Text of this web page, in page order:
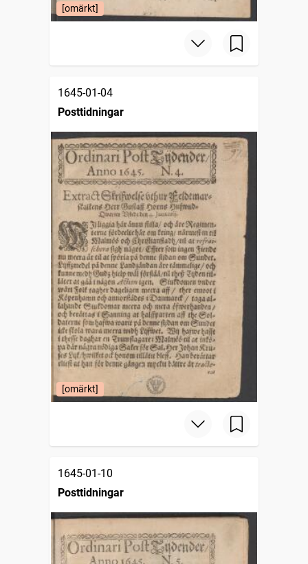
[omärkt]
1645-01-04
Posttidningar
[omärkt]
1645-01-10
Posttidningar